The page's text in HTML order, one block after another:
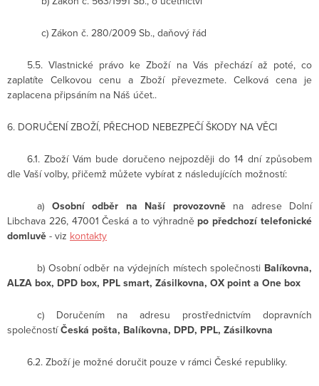
c) Zákon č. 280/2009 Sb., daňový řád
5.5. Vlastnické právo ke Zboží na Vás přechází až poté, co
zaplatíte Celkovou cenu a Zboží převezmete. Celková cena je
zaplacena připsáním na Náš účet..
6. DORUČENÍ ZBOŽÍ, PŘECHOD NEBEZPEČÍ ŠKODY NA VĚCI
6.1. Zboží Vám bude doručeno nejpozději do 14 dní způsobem
dle Vaší volby, přičemž můžete vybírat z následujících možností:
a) Osobní odběr na Naší provozovněna adrese Dolní
Libchava 226, 47001 Česká a to výhradně po předchozí telefonické
domluvě - viz kontakty
b) Osobní odběr na výdejních místech společnosti Balíkovna,
ALZA box, DPD box, PPL smart, Zásilkovna, OX point a One box
c) Doručením na adresu prostřednictvím dopravních
společnostíČeská pošta, Balíkovna, DPD, PPL, Zásilkovna
6.2. Zboží je možné doručit pouze v rámci České republiky.